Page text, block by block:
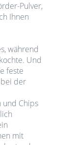
Pulver,
Ihnen
während
Und
feste
der
und Chips
mit